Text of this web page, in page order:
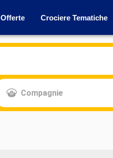
Offerte Crociere Tematiche
Compagnie